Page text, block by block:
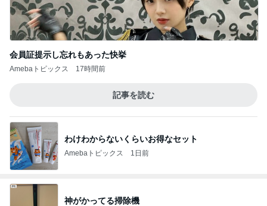
会員証提示し忘れもあった快挙
Amebaトピックス 17時間前
記事を読む
わけわからないくらいお得なセット
Amebaトピックス 1日前
神がかってる掃除機